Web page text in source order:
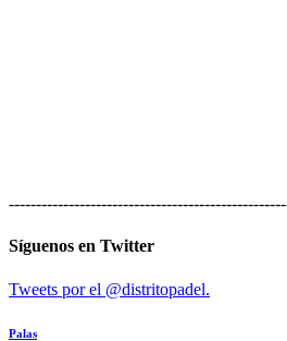
Síguenos en Twitter
Tweets por el @distritopadel.
Palas